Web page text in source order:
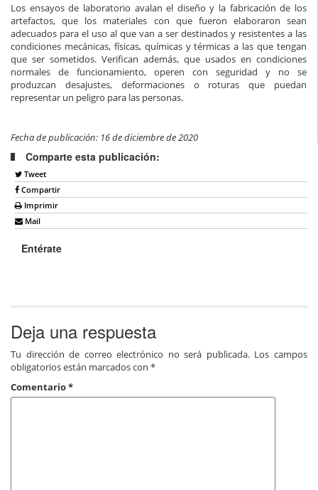
Los ensayos de laboratorio avalan el diseño y la fabricación de los
artefactos, que los materiales con que fueron elaboraron sean
adecuados para el uso al que van a ser destinados y resistentes a las
condiciones mecánicas, físicas, químicas y térmicas a las que tengan
que ser sometidos. Verifican además, que usados en condiciones
normales de funcionamiento, operen con seguridad y no se
produzcan desajustes, deformaciones o roturas que puedan
representar un peligro para las personas.
Fecha de publicación: 16 de diciembre de 2020
Comparte esta publicación:
Tweet
Compartir
Imprimir
Mail
Entérate
Deja una respuesta
Tu dirección de correo electrónico no será publicada. Los campos
obligatorios están marcados con *
Comentario*